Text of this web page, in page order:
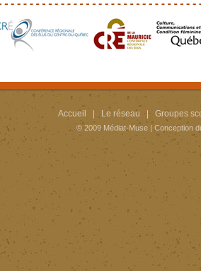
Accueil Le réseau Groupes
© 2009 Médiat-Muse | Conception